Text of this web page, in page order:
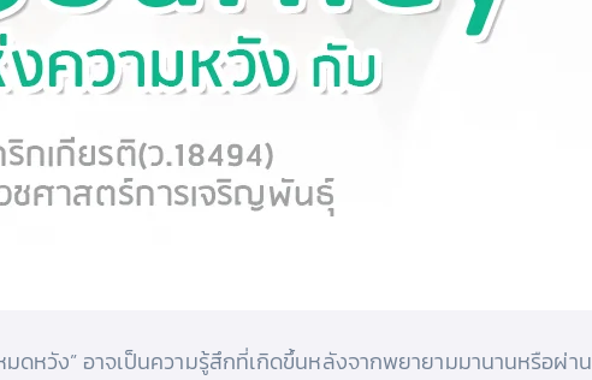
ดหวัง” อาจเป็นความรู้สึกที่เกิดขึ้นหลังจากพยายามมานานหรือผ่าน